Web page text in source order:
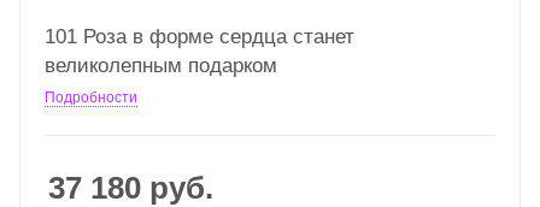
101 Роза в форме сердца станет
великолепным подарком
Подробности
37 180 руб.